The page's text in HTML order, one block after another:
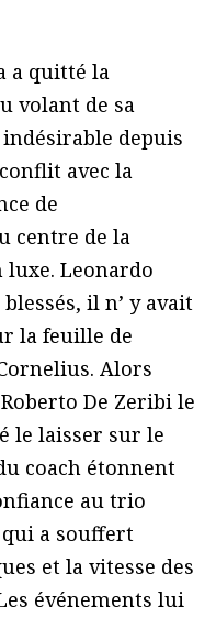
a quitté la
volant de sa
depuis
avec la
de
centre de la
luxe. Leonardo
il n’ y avait
la feuille de
Alors
De Zeribi le
le laisser sur le
coach étonnent
au trio
a souffert
et la vitesse des
événements lui